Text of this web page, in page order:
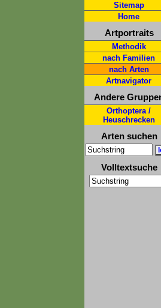
Sitemap
Home
Artportraits
Methodik
nach Familien
nach Arten
Artnavigator
Andere
Orthoptera /
Heuschrecken
Arten suchen
Volltextsuche